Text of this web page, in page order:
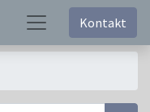
Kontakt